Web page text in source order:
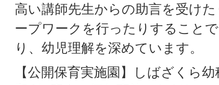
高い講師先生からの助言を受け
ープワークを行ったりすること
り、幼児理解を深めています。
【公開保育実施園】しばざくら